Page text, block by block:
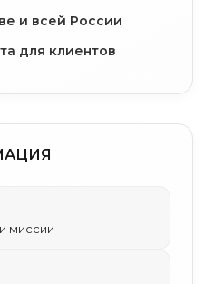
и всей России
для клиентов
миссии